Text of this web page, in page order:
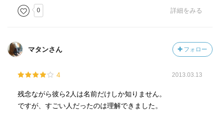
0 詳細をみる
マタンさん フォロー
4 2013.03.13
残念ながら彼ら2人は名前だけしか知りません。
ですが、すごい人だったのは理解できました。